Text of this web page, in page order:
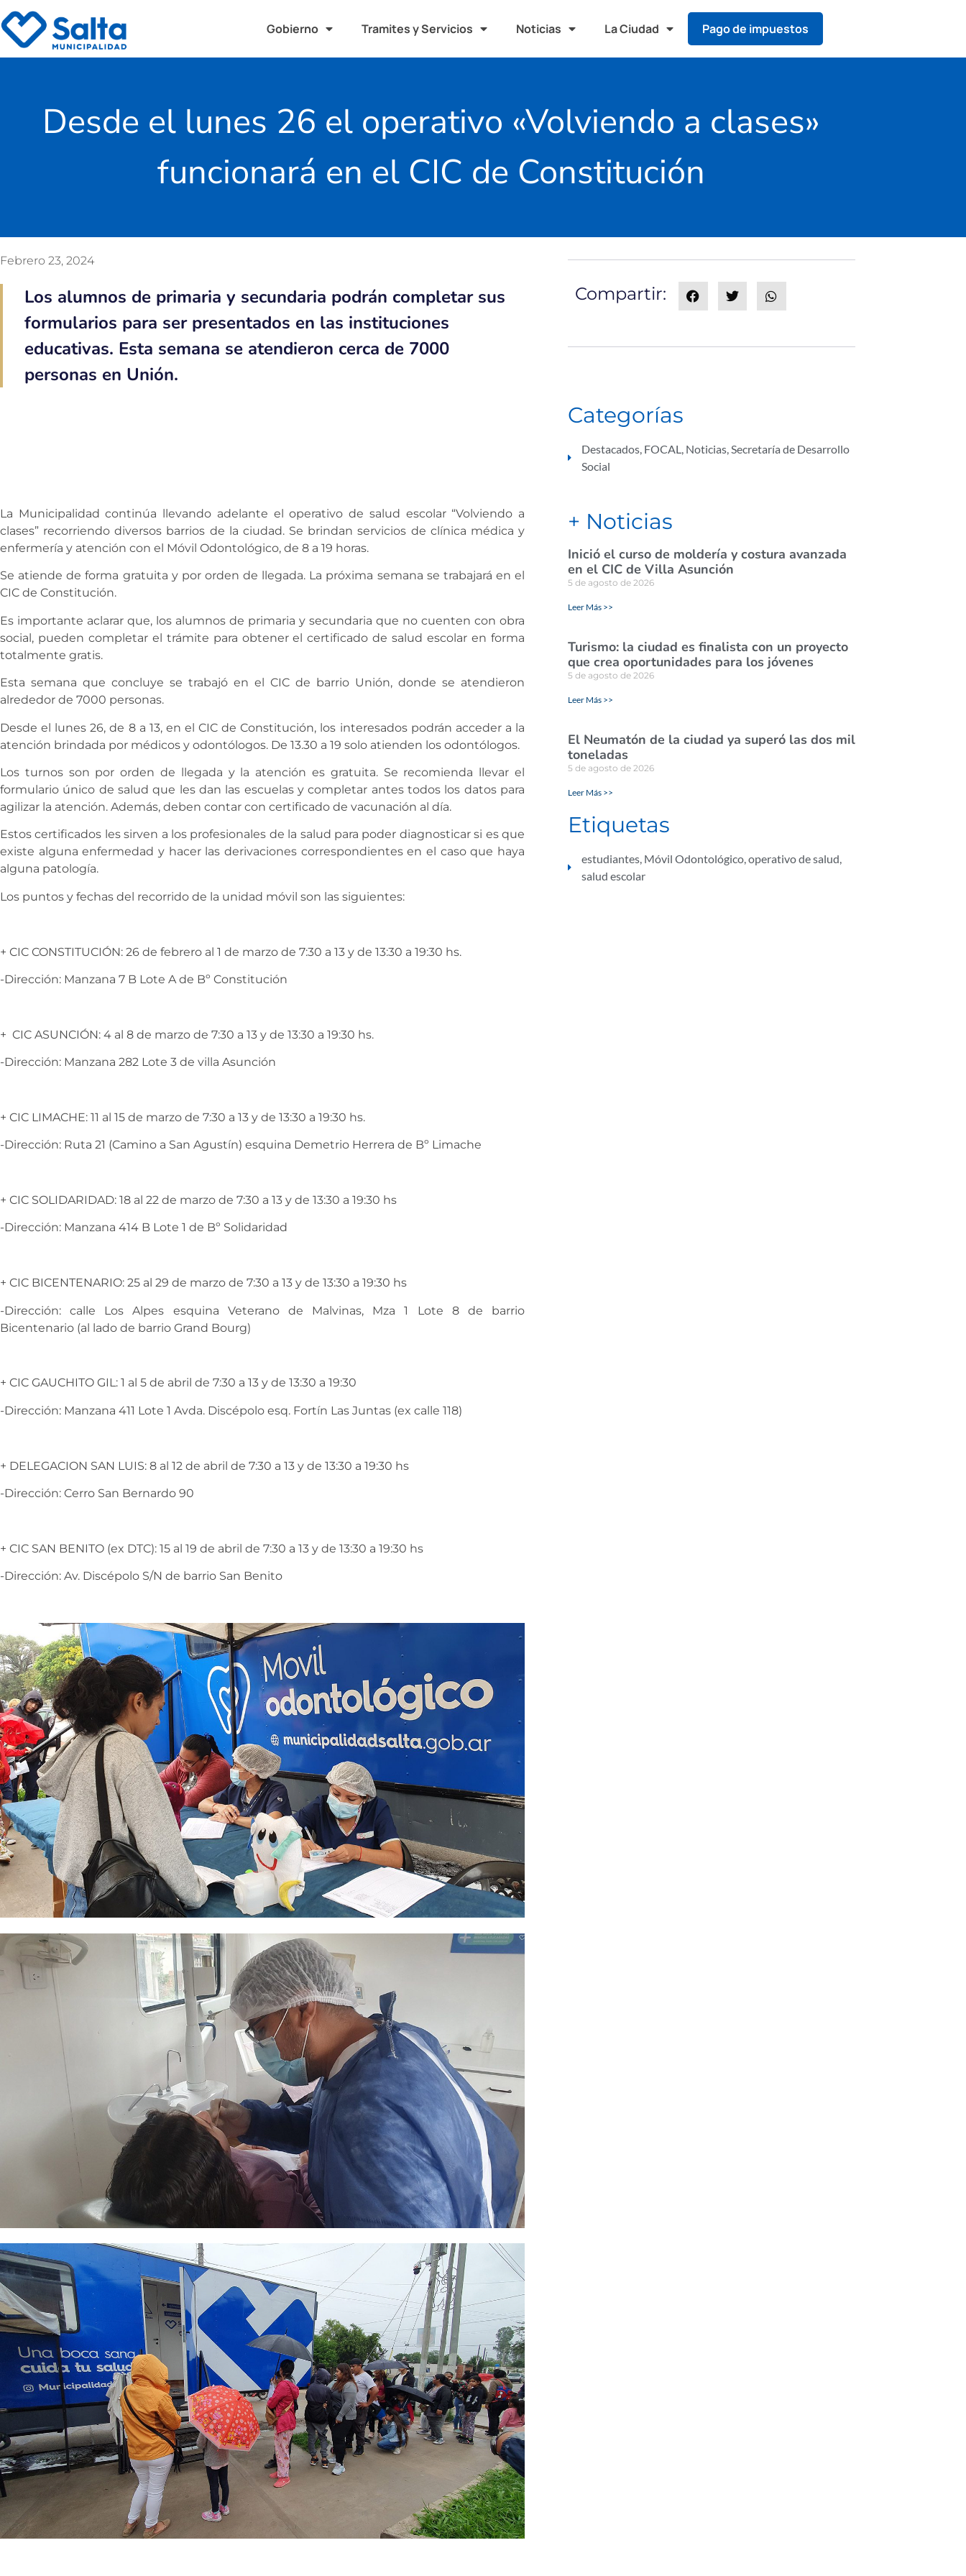
Gobierno Tramites y Servicios Noticias La Ciudad Pago de impuestos
Desde el lunes 26 el operativo «Volviendo a clases»
funcionará en el CIC de Constitución
Febrero 23, 2024
Los alumnos de primaria y secundaria podrán completar sus
formularios para ser presentados en las instituciones
educativas. Esta semana se atendieron cerca de 7000
personas en Unión.
La Municipalidad continúa llevando adelante el operativo de salud escolar “Volviendo a
clases” recorriendo diversos barrios de la ciudad. Se brindan servicios de clínica médica y
enfermería y atención con el Móvil Odontológico, de 8 a 19 horas.
Se atiende de forma gratuita y por orden de llegada. La próxima semana se trabajará en el
CIC de Constitución.
Es importante aclarar que, los alumnos de primaria y secundaria que no cuenten con obra
social, pueden completar el trámite para obtener el certificado de salud escolar en forma
totalmente gratis.
Esta semana que concluye se trabajó en el CIC de barrio Unión, donde se atendieron
alrededor de 7000 personas.
Desde el lunes 26, de 8 a 13, en el CIC de Constitución, los interesados podrán acceder a la
atención brindada por médicos y odontólogos. De 13.30 a 19 solo atienden los odontólogos.
Los turnos son por orden de llegada y la atención es gratuita. Se recomienda llevar el
formulario único de salud que les dan las escuelas y completar antes todos los datos para
agilizar la atención. Además, deben contar con certificado de vacunación al día.
Estos certificados les sirven a los profesionales de la salud para poder diagnosticar si es que
existe alguna enfermedad y hacer las derivaciones correspondientes en el caso que haya
alguna patología.
Los puntos y fechas del recorrido de la unidad móvil son las siguientes:
+ CIC CONSTITUCIÓN: 26 de febrero al 1 de marzo de 7:30 a 13 y de 13:30 a 19:30 hs.
-Dirección: Manzana 7 B Lote A de Bº Constitución
+ CIC ASUNCIÓN: 4 al 8 de marzo de 7:30 a 13 y de 13:30 a 19:30 hs.
-Dirección: Manzana 282 Lote 3 de villa Asunción
+ CIC LIMACHE: 11 al 15 de marzo de 7:30 a 13 y de 13:30 a 19:30 hs.
-Dirección: Ruta 21 (Camino a San Agustín) esquina Demetrio Herrera de Bº Limache
+ CIC SOLIDARIDAD: 18 al 22 de marzo de 7:30 a 13 y de 13:30 a 19:30 hs
-Dirección: Manzana 414 B Lote 1 de Bº Solidaridad
+ CIC BICENTENARIO: 25 al 29 de marzo de 7:30 a 13 y de 13:30 a 19:30 hs
-Dirección: calle Los Alpes esquina Veterano de Malvinas, Mza 1 Lote 8 de barrio
Bicentenario (al lado de barrio Grand Bourg)
+ CIC GAUCHITO GIL: 1 al 5 de abril de 7:30 a 13 y de 13:30 a 19:30
-Dirección: Manzana 411 Lote 1 Avda. Discépolo esq. Fortín Las Juntas (ex calle 118)
+ DELEGACION SAN LUIS: 8 al 12 de abril de 7:30 a 13 y de 13:30 a 19:30 hs
-Dirección: Cerro San Bernardo 90
+ CIC SAN BENITO (ex DTC): 15 al 19 de abril de 7:30 a 13 y de 13:30 a 19:30 hs
-Dirección: Av. Discépolo S/N de barrio San Benito
Compartir:
Categorías
Destacados, FOCAL, Noticias,Secretaría de Desarrollo
Social
+ Noticias
Inició el curso de moldería y costura avanzada
en el CIC de Villa Asunción
5 de agosto de 2026
Leer Más >>
Turismo: la ciudad es finalista con un proyecto
que crea oportunidades para los jóvenes
5 de agosto de 2026
Leer Más >>
El Neumatón de la ciudad ya superó las dos mil
toneladas
5 de agosto de 2026
Leer Más >>
Etiquetas
estudiantes, Móvil Odontológico,operativo de salud,
salud escolar